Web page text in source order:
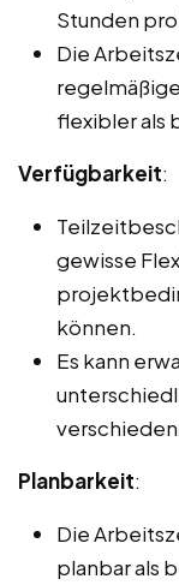
Stunden
Die
flexibler als
Verfügbarkeit:
gewisse
können.
Es kann
Planbarkeit:
Die
planbar als